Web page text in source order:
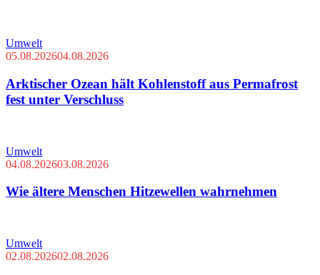
Umwelt
05.08.202604.08.2026
Arktischer Ozean hält Kohlenstoff aus Permafrost
fest unter Verschluss
Umwelt
04.08.202603.08.2026
Wie ältere Menschen Hitzewellen wahrnehmen
Umwelt
02.08.202602.08.2026